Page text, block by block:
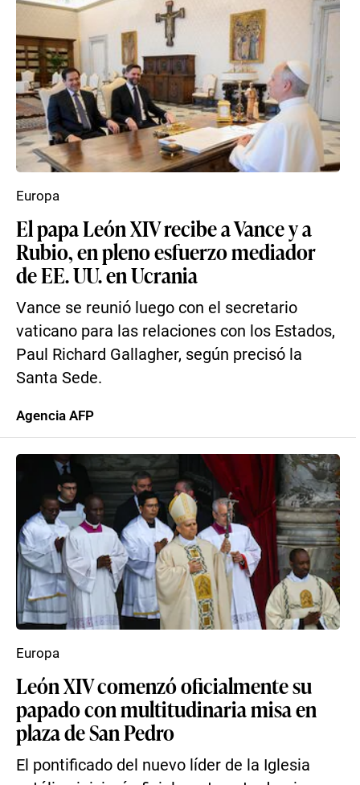
El papa León XIV recibe a Vance y a
Rubio, en pleno esfuerzo mediador
de EE. UU. en Ucrania
Vance se reunió luego con el secretario
vaticano para las relaciones con los Estados,
Paul Richard Gallagher, según precisó la
Santa Sede.
Europa
Agencia AFP
León XIV comenzó oficialmente su
papado con multitudinaria misa en
plaza de San Pedro
El pontificado del nuevo líder de la Iglesia
Europa